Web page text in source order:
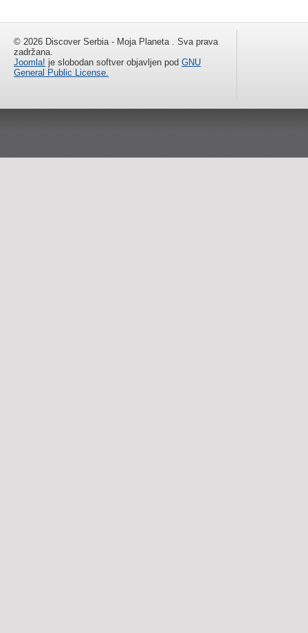
© 2026 Discover Serbia - Moja Planeta . Sva prava
zadržana.
Joomla! je slobodan softver objavljen pod GNU
General Public License.